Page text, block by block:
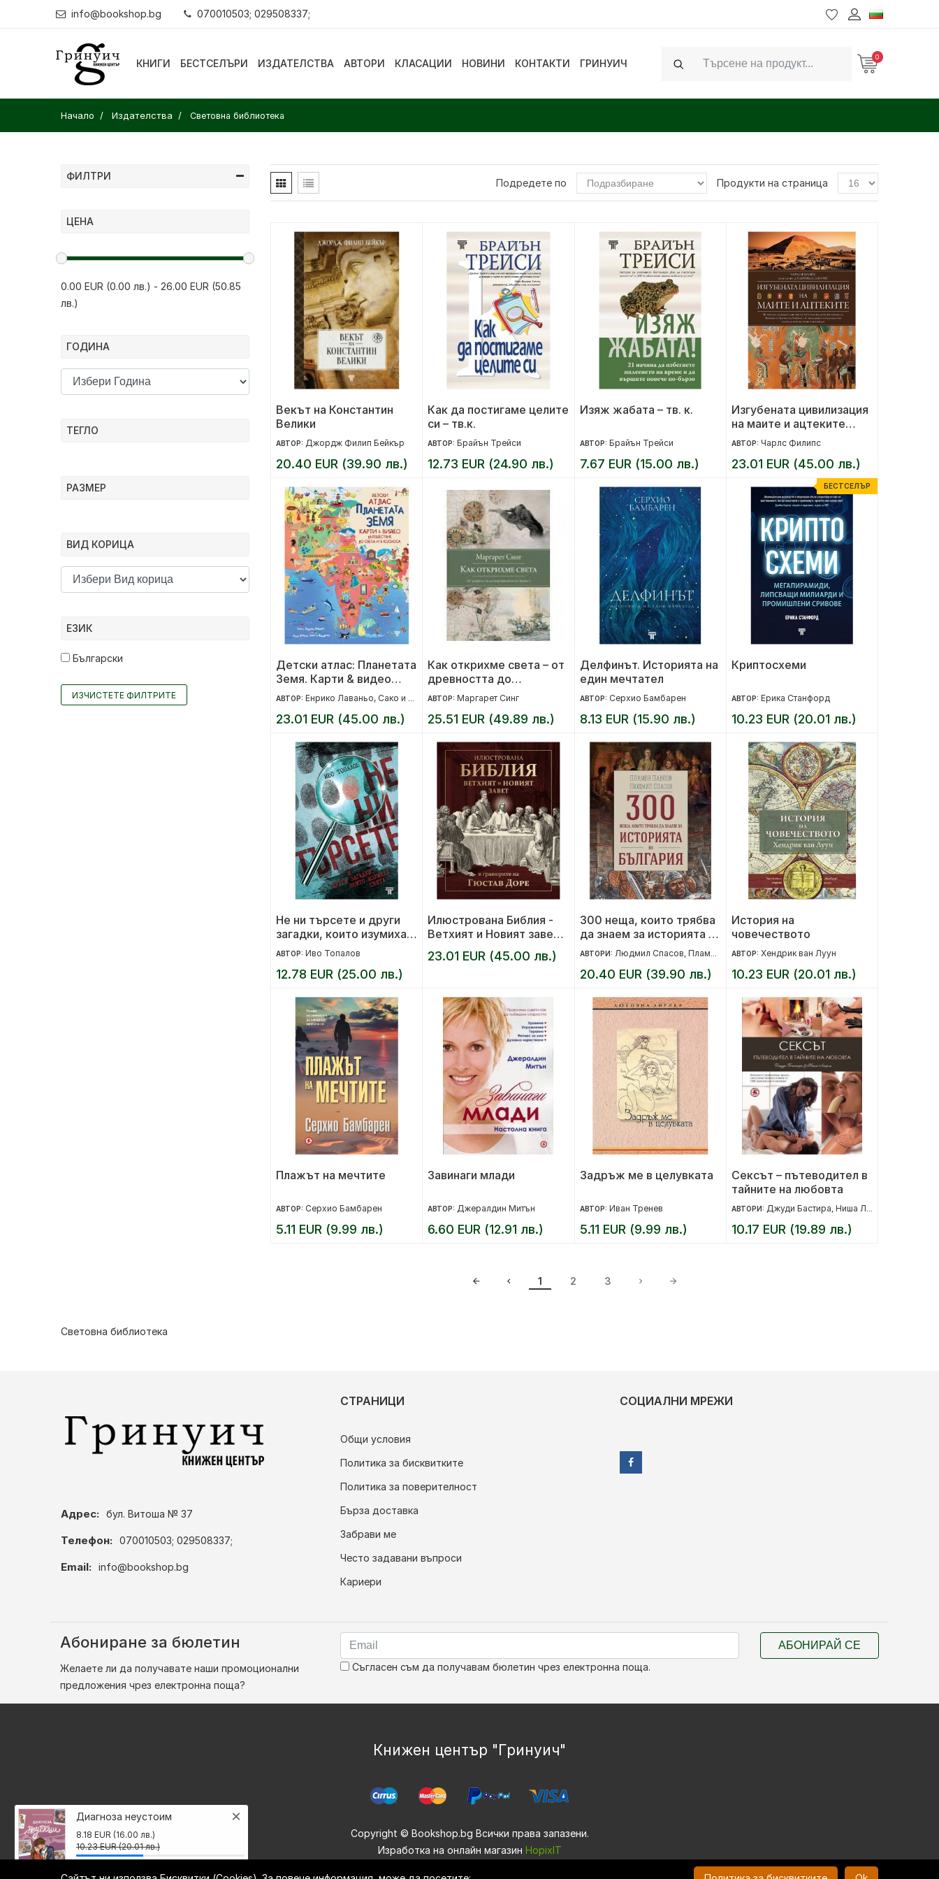
info@bookshop.bg 070010503; 029508337;
КНИГИ БЕСТСЕЛЪРИ ИЗДАТЕЛСТВА АВТОРИ КЛАСАЦИИ НОВИНИ КОНТАКТИ ГРИНУИЧ
Search
0
Начало Издателства Световна библиотека
ФИЛТРИ
ЦЕНА
0.00 EUR (0.00 лв.) - 26.00 EUR (50.85
лв.)
ГОДИНА
ТЕГЛО
РАЗМЕР
ВИД КОРИЦА
ЕЗИК
Български
ИЗЧИСТЕТЕ ФИЛТРИТЕ
Подредете по Продукти на страница
Векът на Константин
Велики
АВТОР: Джордж Филип Бейкър
20.40 EUR (39.90 лв.)
Как да постигаме целите
си – тв.к.
АВТОР: Брайън Трейси
12.73 EUR (24.90 лв.)
Изяж жабата – тв. к.
АВТОР: Брайън Трейси
7.67 EUR (15.00 лв.)
Изгубената цивилизация
на маите и ацтеките
(ново издание)
АВТОР: Чарлс Филипс
23.01 EUR (45.00 лв.)
Детски атлас: Планетата
Земя. Карти & видео
пътешествие по Света и
Космоса
АВТОР: Енрико Лаваньо, Сако и Валарино
23.01 EUR (45.00 лв.)
Как открихме света – от
древността до
покоряването на
Еверест
АВТОР: Маргарет Синг
25.51 EUR (49.89 лв.)
Делфинът. Историята на
един мечтател
АВТОР: Серхио Бамбарен
8.13 EUR (15.90 лв.)
БЕСТСЕЛЪР
Криптосхеми
АВТОР: Ерика Станфорд
10.23 EUR (20.01 лв.)
Не ни търсете и други
загадки, които изумиха
света
АВТОР: Иво Топалов
12.78 EUR (25.00 лв.)
Илюстрована Библия -
Ветхият и Новият завет в
гравюрите на Гюстав
Доре
23.01 EUR (45.00 лв.)
300 неща, които трябва
да знаем за историята на
България
АВТОРИ: Людмил Спaсoв Пламен Павлов
20.40 EUR (39.90 лв.)
История на
човечеството
АВТОР: Хендрик ван Луун
10.23 EUR (20.01 лв.)
Плажът на мечтите
АВТОР: Серхио Бамбарен
5.11 EUR (9.99 лв.)
Завинаги млади
АВТОР: Джералдин Митън
6.60 EUR (12.91 лв.)
Задръж ме в целувката
АВТОР: Иван Тренев
5.11 EUR (9.99 лв.)
Сексът – пътеводител в
тайните на любовта
АВТОРИ: Джуди Бастира Ниша Лакроа
10.17 EUR (19.89 лв.)
1 2 3
Световна библиотека
Адрес: бул. Витоша № 37
Телефон: 070010503; 029508337;
Email: info@bookshop.bg
СТРАНИЦИ
Общи условия
Политика за бисквитките
Политика за поверителност
Бърза доставка
Забрави ме
Често задавани въпроси
Кариери
СОЦИАЛНИ МРЕЖИ
Абониране за бюлетин
Желаете ли да получавате наши промоционални
предложения чрез електронна поща?
Съгласен съм да получавам бюлетин чрез електронна поща.
АБОНИРАЙ СЕ
Книжен център "Гринуич"
Copyright © Bookshop.bg Всички права запазени.
Изработка на онлайн магазин HopixIT
×
Диагноза неустоим
8.18 EUR (16.00 лв.)
10.23 EUR (20.01 лв.)